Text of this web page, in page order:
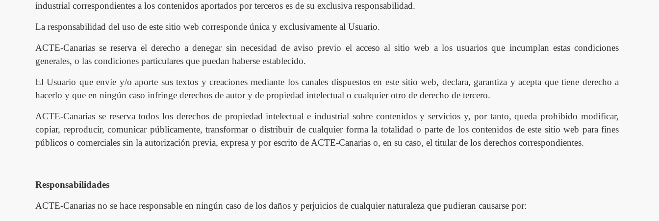
industrial correspondientes a los contenidos aportados por terceros es de su exclusiva responsabilidad.
La responsabilidad del uso de este sitio web corresponde única y exclusivamente al Usuario.
ACTE-Canarias se reserva el derecho a denegar sin necesidad de aviso previo el acceso al sitio web a los usuarios que incumplan estas condiciones
generales, o las condiciones particulares que puedan haberse establecido.
El Usuario que envíe y/o aporte sus textos y creaciones mediante los canales dispuestos en este sitio web, declara, garantiza y acepta que tiene derecho a
hacerlo y que en ningún caso infringe derechos de autor y de propiedad intelectual o cualquier otro de derecho de tercero.
ACTE-Canarias se reserva todos los derechos de propiedad intelectual e industrial sobre contenidos y servicios y, por tanto, queda prohibido modificar,
copiar, reproducir, comunicar públicamente, transformar o distribuir de cualquier forma la totalidad o parte de los contenidos de este sitio web para fines
públicos o comerciales sin la autorización previa, expresa y por escrito de ACTE-Canarias o, en su caso, el titular de los derechos correspondientes.
Responsabilidades
ACTE-Canarias no se hace responsable en ningún caso de los daños y perjuicios de cualquier naturaleza que pudieran causarse por: